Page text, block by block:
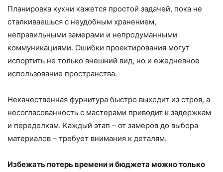
Планировка кухни кажется простой задачей, пока не
сталкиваешься с неудобным хранением,
неправильными замерами и непродуманными
коммуникациями. Ошибки проектирования могут
испортить не только внешний вид, но и ежедневное
использование пространства.
Некачественная фурнитура быстро выходит из строя, а
несогласованность с мастерами приводит к задержкам
и переделкам. Каждый этап – от замеров до выбора
материалов – требует внимания к деталям.
Избежать потерь времени и бюджета можно только